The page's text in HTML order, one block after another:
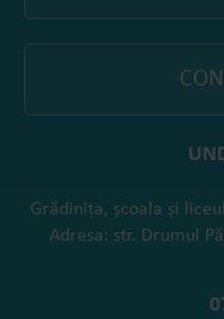
Grădinița, școala și
Adresa: str. Drumul